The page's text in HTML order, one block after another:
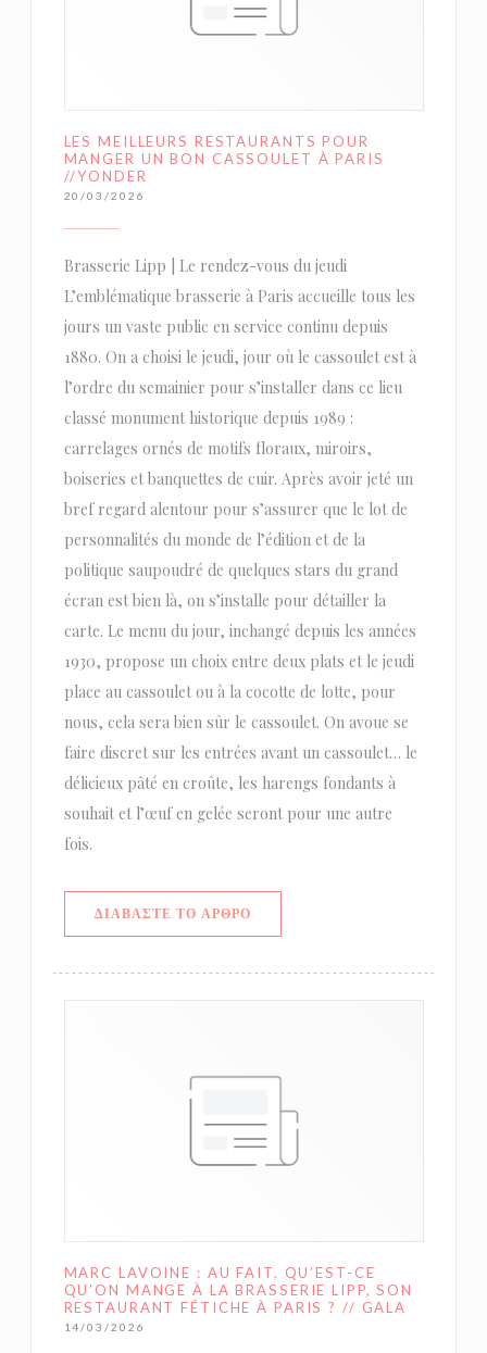
LES MEILLEURS RESTAURANTS POUR
MANGER UN BON CASSOULET À PARIS
//YONDER
20/03/2026
Brasserie Lipp | Le rendez-vous du jeudi
L’emblématique brasserie à Paris accueille tous les
jours un vaste public en service continu depuis
1880. On a choisi le jeudi, jour où le cassoulet est à
l’ordre du semainier pour s’installer dans ce lieu
classé monument historique depuis 1989 :
carrelages ornés de motifs floraux, miroirs,
boiseries et banquettes de cuir. Après avoir jeté un
bref regard alentour pour s’assurer que le lot de
personnalités du monde de l’édition et de la
politique saupoudré de quelques stars du grand
écran est bien là, on s’installe pour détailler la
carte. Le menu du jour, inchangé depuis les années
1930, propose un choix entre deux plats et le jeudi
place au cassoulet ou à la cocotte de lotte, pour
nous, cela sera bien sûr le cassoulet. On avoue se
faire discret sur les entrées avant un cassoulet… le
délicieux pâté en croûte, les harengs fondants à
souhait et l’œuf en gelée seront pour une autre
fois.
ΔΙΑΒΆΣΤΕ ΤΟ ΆΡΘΡΟ((ΑΝΟΊΓΕΙ ΣΕ ΝΈΟ ΠΑΡΆΘΥΡΟ))
MARC LAVOINE : AU FAIT, QU’EST-CE
QU’ON MANGE À LA BRASSERIE LIPP, SON
RESTAURANT FÉTICHE À PARIS ? // GALA
14/03/2026